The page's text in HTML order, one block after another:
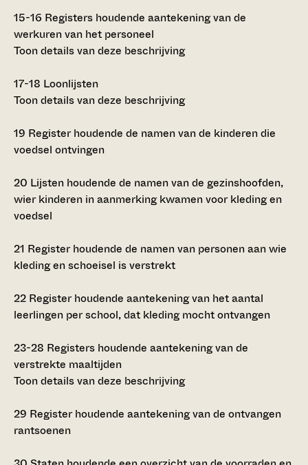
15-16 Registers houdende aantekening van de
werkuren van het personeel
Toon details van deze beschrijving
17-18 Loonlijsten
Toon details van deze beschrijving
19 Register houdende de namen van de kinderen die
voedsel ontvingen
20 Lijsten houdende de namen van de gezinshoofden,
wier kinderen in aanmerking kwamen voor kleding en
voedsel
21 Register houdende de namen van personen aan wie
kleding en schoeisel is verstrekt
22 Register houdende aantekening van het aantal
leerlingen per school, dat kleding mocht ontvangen
23-28 Registers houdende aantekening van de
verstrekte maaltijden
Toon details van deze beschrijving
29 Register houdende aantekening van de ontvangen
rantsoenen